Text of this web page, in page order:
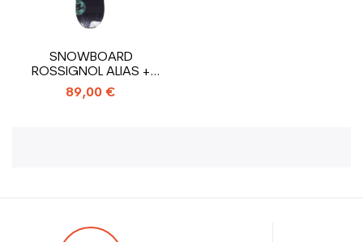
SNOWBOARD
ROSSIGNOL ALIAS +
BINDUNG
89,00 €